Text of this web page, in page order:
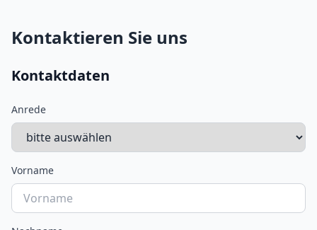
Kontaktieren Sie uns
Kontaktdaten
Anrede
Vorname